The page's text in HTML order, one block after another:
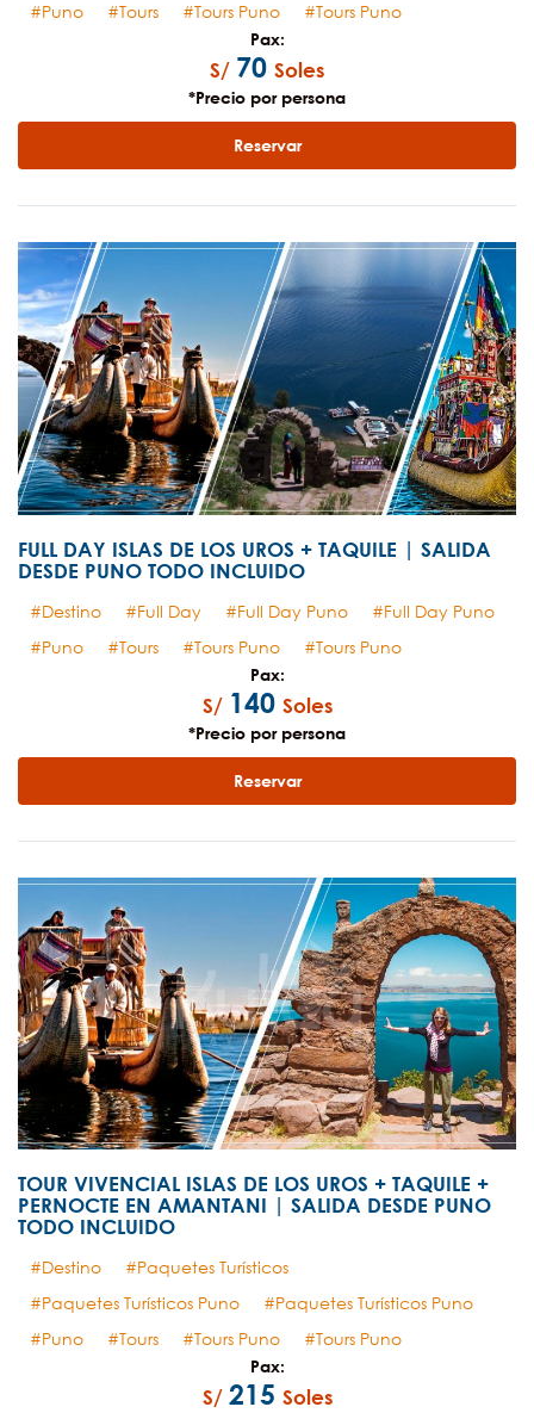
Puno
Tours Tours Puno
Tours Puno
Pax:
S/ 70 Soles
*Precio por persona
Reservar
FULL DAY ISLAS DE LOS UROS + TAQUILE | SALIDA
DESDE PUNO TODO INCLUIDO
Destino Full Day Full Day Puno
Full Day Puno
Puno
Tours Tours Puno
Tours Puno
Pax:
S/ 140 Soles
*Precio por persona
Reservar
TOUR VIVENCIAL ISLAS DE LOS UROS + TAQUILE +
PERNOCTE EN AMANTANI | SALIDA DESDE PUNO
TODO INCLUIDO
Destino
Paquetes Turísticos
Paquetes Turísticos Puno
Paquetes Turísticos Puno
Puno
Tours Tours Puno
Tours Puno
Pax:
S/ 215 Soles